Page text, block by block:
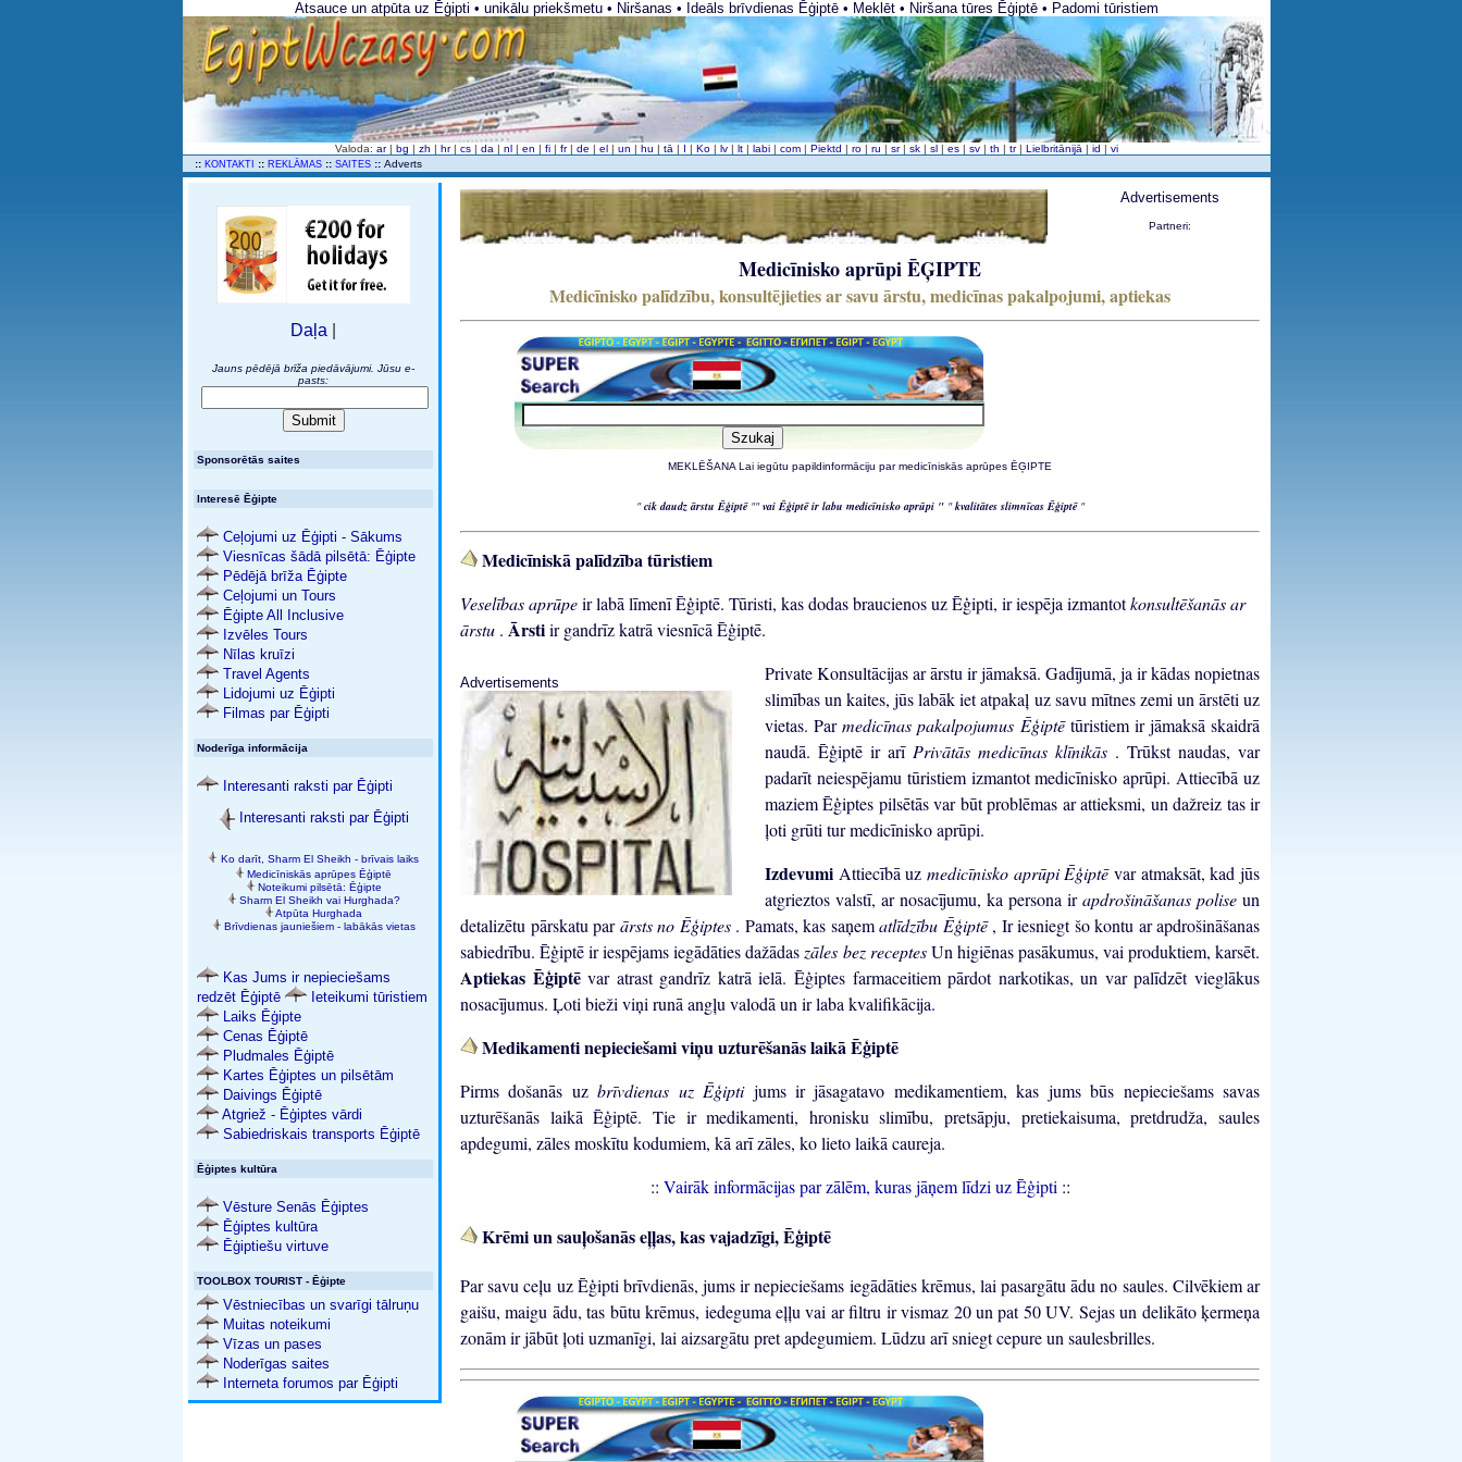
Atsauce un atpūta uz Ēģipti • unikālu priekšmetu • Niršanas • Ideāls brīvdienas Ēģiptē • Meklēt • Niršana tūres Ēģiptē • Padomi tūristiem
Valoda: ar | bg | zh | hr | cs | da | nl | en | fi | fr | de | el | un | hu | tā | I | Ko | lv | lt | labi | com | Piektd | ro | ru | sr | sk | sl | es | sv | th | tr | Lielbritānijā | id | vi
:: KONTAKTI :: REKLĀMAS :: SAITES :: Adverts
Daļa
Jauns pēdējā brīža piedāvājumi. Jūsu e-
pasts:
Sponsorētās saites
Interesē Ēģipte
Ceļojumi uz Ēģipti - Sākums
Viesnīcas šādā pilsētā: Ēģipte
Pēdējā brīža Ēģipte
Ceļojumi un Tours
Ēģipte All Inclusive
Izvēles Tours
Nīlas kruīzi
Travel Agents
Lidojumi uz Ēģipti
Filmas par Ēģipti
Noderīga informācija
Interesanti raksti par Ēģipti
Interesanti raksti par Ēģipti
Ko darīt, Sharm El Sheikh - brīvais laiks
Medicīniskās aprūpes Ēģiptē
Noteikumi pilsētā: Ēģipte
Sharm El Sheikh vai Hurghada?
Atpūta Hurghada
Brīvdienas jauniešiem - labākās vietas
Kas Jums ir nepieciešams
redzēt Ēģiptē
Ieteikumi tūristiem
Laiks Ēģipte
Cenas Ēģiptē
Pludmales Ēģiptē
Kartes Ēģiptes un pilsētām
Daivings Ēģiptē
Atgriež - Ēģiptes vārdi
Sabiedriskais transports Ēģiptē
Ēģiptes kultūra
Vēsture Senās Ēģiptes
Ēģiptes kultūra
Ēģiptiešu virtuve
TOOLBOX TOURIST - Ēģipte
Vēstniecības un svarīgi tālruņu
Muitas noteikumi
Vīzas un pases
Noderīgas saites
Interneta forumos par Ēģipti
Advertisements
Partneri:
Medicīnisko aprūpi ĒĢIPTE
Medicīnisko palīdzību, konsultējieties ar savu ārstu, medicīnas pakalpojumi, aptiekas
MEKLĒŠANA Lai iegūtu papildinformāciju par medicīniskās aprūpes ĒĢIPTE
"cik daudz ārstu Ēģiptē ""vai Ēģiptē ir labu medicīnisko aprūpi " "kvalitātes slimnīcas Ēģiptē "
Medicīniskā palīdzība tūristiem
Veselības aprūpeir labā līmenī Ēģiptē. Tūristi, kas dodas braucienos uz Ēģipti, ir iespēja izmantotkonsultēšanās ar
ārstu . Ārstiir gandrīz katrā viesnīcā Ēģiptē.
Advertisements
Private Konsultācijas ar ārstu ir jāmaksā. Gadījumā, ja ir kādas nopietnas
slimības un kaites, jūs labāk iet atpakaļ uz savu mītnes zemi un ārstēti uz
vietas. Parmedicīnas pakalpojumus Ēģiptētūristiem ir jāmaksā skaidrā
naudā. Ēģiptē ir arī Privātās medicīnas klīnikās . Trūkst naudas, var
padarīt neiespējamu tūristiem izmantot medicīnisko aprūpi. Attiecībā uz
maziem Ēģiptes pilsētās var būt problēmas ar attieksmi, un dažreiz tas ir
ļoti grūti tur medicīnisko aprūpi.
Izdevumi Attiecībā uzmedicīnisko aprūpi Ēģiptēvar atmaksāt, kad jūs
atgrieztos valstī, ar nosacījumu, ka persona irapdrošināšanas polise un
detalizētu pārskatu parārsts no Ēģiptes . Pamats, kas saņematlīdzību Ēģiptē, Ir iesniegt šo kontu ar apdrošināšanas
sabiedrību. Ēģiptē ir iespējams iegādāties dažādaszāles bez receptesUn higiēnas pasākumus, vai produktiem, karsēt.
Aptiekas Ēģiptēvar atrast gandrīz katrā ielā. Ēģiptes farmaceitiem pārdot narkotikas, un var palīdzēt vieglākus
nosacījumus. Ļoti bieži viņi runā angļu valodā un ir laba kvalifikācija.
Medikamenti nepieciešami viņu uzturēšanās laikā Ēģiptē
Pirms došanās uzbrīvdienas uz Ēģipti jums ir jāsagatavo medikamentiem, kas jums būs nepieciešams savas
uzturēšanās laikā Ēģiptē. Tie ir medikamenti, hronisku slimību, pretsāpju, pretiekaisuma, pretdrudža, saules
apdegumi, zāles moskītu kodumiem, kā arī zāles, ko lieto laikā caureja.
:: Vairāk informācijas par zālēm, kuras jāņem līdzi uz Ēģipti ::
Krēmi un sauļošanās eļļas, kas vajadzīgi, Ēģiptē
Par savu ceļu uz Ēģipti brīvdienās, jums ir nepieciešams iegādāties krēmus, lai pasargātu ādu no saules. Cilvēkiem ar
gaišu, maigu ādu, tas būtu krēmus, iedeguma eļļu vai ar filtru ir vismaz 20 un pat 50 UV. Sejas un delikāto ķermeņa
zonām ir jābūt ļoti uzmanīgi, lai aizsargātu pret apdegumiem. Lūdzu arī sniegt cepure un saulesbrilles.